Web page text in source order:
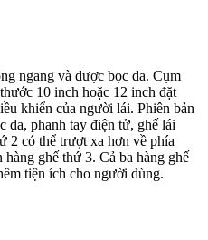
ngang và được bọc da. Cụm
10 inch hoặc 12 inch đặt
khiển của người lái. Phiên bản
da, phanh tay điện tử, ghế lái
2 có thể trượt xa hơn về phía
ghế thứ 3. Cả ba hàng ghế
tiện ích cho người dùng.